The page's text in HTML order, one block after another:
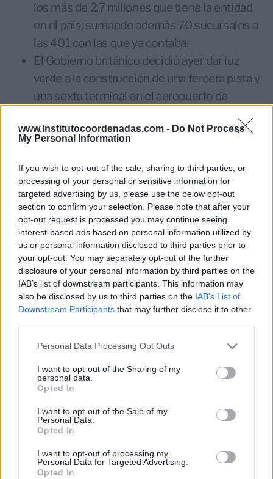
www.institutocoordenadas.com - Do Not Process
My Personal Information
If you wish to opt-out of the sale, sharing to third parties, or
processing of your personal or sensitive information for
targeted advertising by us, please use the below opt-out
section to confirm your selection. Please note that after your
opt-out request is processed you may continue seeing
interest-based ads based on personal information utilized by
us or personal information disclosed to third parties prior to
your opt-out. You may separately opt-out of the further
disclosure of your personal information by third parties on the
IAB’s list of downstream participants. This information may
also be disclosed by us to third parties on the IAB’s List of
Downstream Participants that may further disclose it to other
Personal Data Processing Opt Outs
I want to opt-out of the Sharing of my
personal data.
Opted In
I want to opt-out of the Sale of my
Personal Data.
Opted In
I want to opt-out of processing my
Personal Data for Targeted Advertising.
Opted In
los más de 2,7 millones que tiene la entidad
en el país, sumando además 70 sucursales a
las 401 con las que ya contaba.
El Gobierno británico decidió ayer dar luz
verde a la construcción de una tercera pista y
una sexta terminal en el aeropuerto de
millones de euros. El aeropuerto británico
compañía española Ferrovial, con un 25% del
capital.
Indra se ha adjudicado un contrato de un
valor de 23 millones de euros para la
modernización de los sistemas de operación
de la red de transmisión de energía en
Eslovaquia
ACS ha comprado el 14% de la ingeniería
cotizada local UGL, y ha lanzado una OPA por
el 86% restante, por un total de 356 millones
de euros.
Canadá por un valor de 570 millones de
euros.
OHL será el único accionista de la
constructora Judlau, con sede en Nueva York,
tras la compra del 49% que aún no poseía a
su fundador, Thomas Lovino.